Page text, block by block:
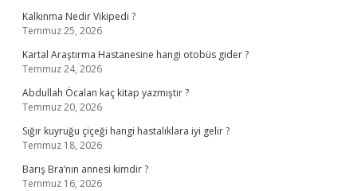
Kalkınma Nedir Vikipedi ?
Temmuz 25, 2026
Kartal Araştırma Hastanesine hangi otobüs gider ?
Temmuz 24, 2026
Abdullah Öcalan kaç kitap yazmıştır ?
Temmuz 20, 2026
Sığır kuyruğu çiçeği hangi hastalıklara iyi gelir ?
Temmuz 18, 2026
Barış Bra’nın annesi kimdir ?
Temmuz 16, 2026